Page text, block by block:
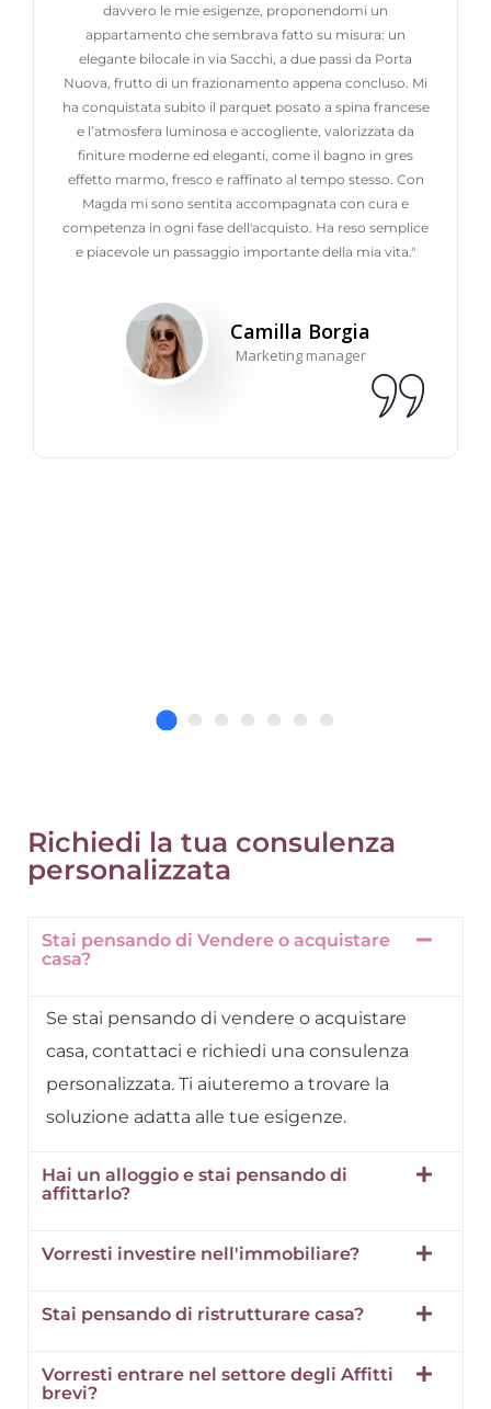
davvero le mie esigenze, proponendomi un
appartamento che sembrava fatto su misura: un
elegante bilocale in via Sacchi, a due passi da Porta
Nuova, frutto di un frazionamento appena concluso. Mi
ha conquistata subito il parquet posato a spina francese
e l’atmosfera luminosa e accogliente, valorizzata da
finiture moderne ed eleganti, come il bagno in gres
effetto marmo, fresco e raffinato al tempo stesso. Con
Magda mi sono sentita accompagnata con cura e
competenza in ogni fase dell'acquisto. Ha reso semplice
e piacevole un passaggio importante della mia vita."
Camilla Borgia
Marketing manager
Richiedi la tua consulenza
personalizzata
Stai pensando di Vendere o acquistare
casa?
Se stai pensando di vendere o acquistare
casa, contattaci e richiedi una consulenza
personalizzata. Ti aiuteremo a trovare la
soluzione adatta alle tue esigenze.
Hai un alloggio e stai pensando di
affittarlo?
Vorresti investire nell'immobiliare?
Stai pensando di ristrutturare casa?
Vorresti entrare nel settore degli Affitti
brevi?